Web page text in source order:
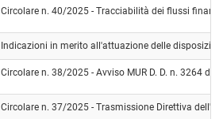
Circolare n. 40/2025 - Tracciabilità dei flussi
Indicazioni in merito all'attuazione delle
Circolare n. 38/2025 - Avviso MUR D. D. n. 3264
Circolare n. 37/2025 - Trasmissione Direttiva